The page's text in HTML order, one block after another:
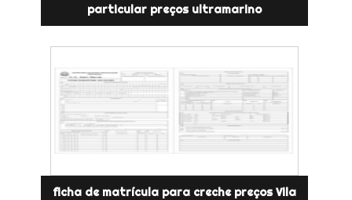
particular preços ultramarino
ficha de matrícula para creche preços Vila